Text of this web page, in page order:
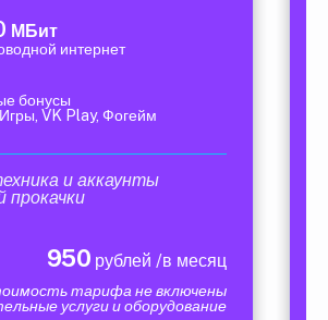
МБит
интернет
бонусы
VK Play, Фогейм
и аккаунты
прокачки
950 рублей /в месяц
тарифа не включены
услуги и оборудование